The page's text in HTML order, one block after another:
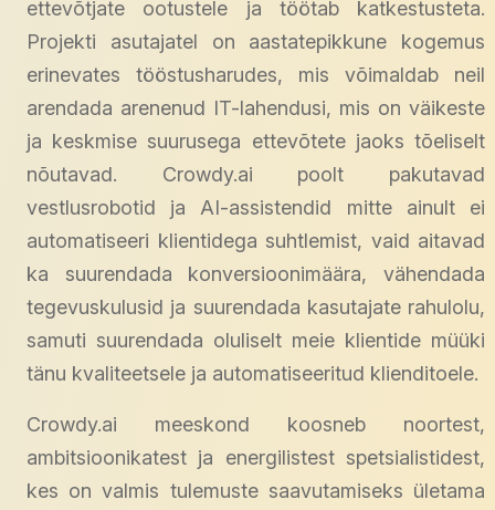
ettevõtjate ootustele ja töötab katkestusteta.
Projekti asutajatel on aastatepikkune kogemus
erinevates tööstusharudes, mis võimaldab neil
arendada arenenud IT-lahendusi, mis on väikeste
ja keskmise suurusega ettevõtete jaoks tõeliselt
nõutavad. Crowdy.ai poolt pakutavad
vestlusrobotid ja AI-assistendid mitte ainult ei
automatiseeri klientidega suhtlemist, vaid aitavad
ka suurendada konversioonimäära, vähendada
tegevuskulusid ja suurendada kasutajate rahulolu,
samuti suurendada oluliselt meie klientide müüki
tänu kvaliteetsele ja automatiseeritud klienditoele.
Crowdy.ai meeskond koosneb noortest,
ambitsioonikatest ja energilistest spetsialistidest,
kes on valmis tulemuste saavutamiseks ületama